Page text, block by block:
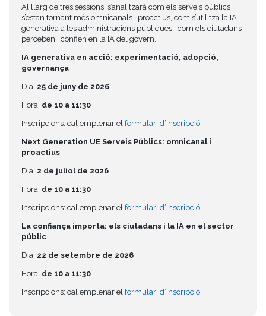
Al llarg de tres sessions, s’analitzarà com els serveis públics
s’estan tornant més omnicanals i proactius, com s’utilitza la IA
generativa a les administracions públiques i com els ciutadans
perceben i confien en la IA del govern.
IA generativa en acció: experimentació, adopció,
governança
Dia: 25 de juny de 2026
Hora: de 10 a 11:30
Inscripcions: cal emplenar el formulari d’inscripció.
Next Generation UE Serveis Públics: omnicanal i
proactius
Dia: 2 de juliol de 2026
Hora: de 10 a 11:30
Inscripcions: cal emplenar el formulari d’inscripció.
La confiança importa: els ciutadans i la IA en el sector
públic
Dia: 22 de setembre de 2026
Hora: de 10 a 11:30
Inscripcions: cal emplenar el formulari d’inscripció.